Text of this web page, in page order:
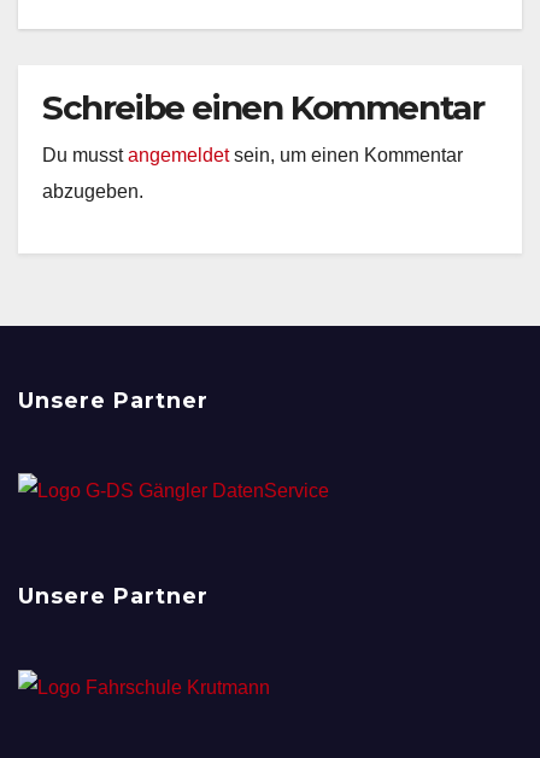
Schreibe einen Kommentar
Du musstangemeldetsein, um einen Kommentar
abzugeben.
Unsere Partner
Unsere Partner